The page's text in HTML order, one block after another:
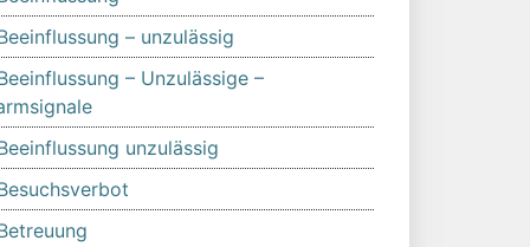
– unzulässig
– Unzulässige –
unzulässig